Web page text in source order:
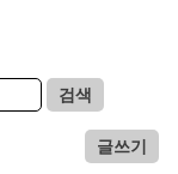
검색
글쓰기